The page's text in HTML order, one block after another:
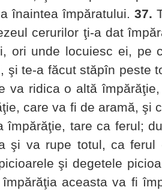
înaintea împăratului. 37.
cerurilor ţi-a dat
ori unde locuiesc ei, pe
şi te-a făcut stăpîn peste
va ridica o altă
care va fi de aramă, şi
împărăţie, tare ca ferul;
şi va rupe totul, ca ferul
şi degetele
aceasta va fi